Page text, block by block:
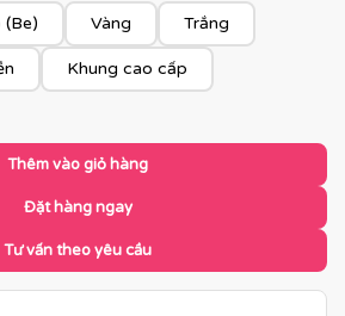
(Be) Vàng Trắng
Khung cao cấp
Thêm vào giỏ hàng
Đặt hàng ngay
Tư vấn theo yêu cầu